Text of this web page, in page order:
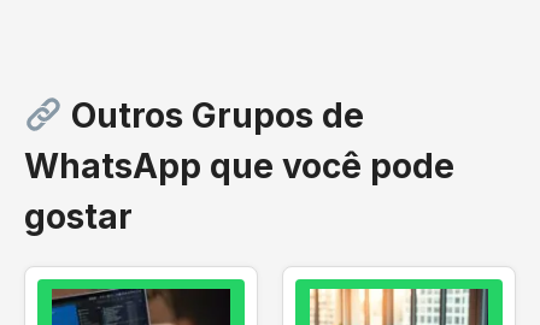
Outros Grupos de
WhatsApp que você pode
gostar